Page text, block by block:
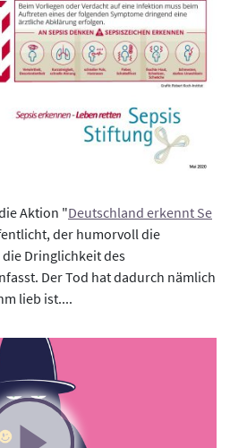
Aktion "Deutschland erkennt Se
der humorvoll die
Dringlichkeit des
Der Tod hat dadurch nämlich
lieb ist....